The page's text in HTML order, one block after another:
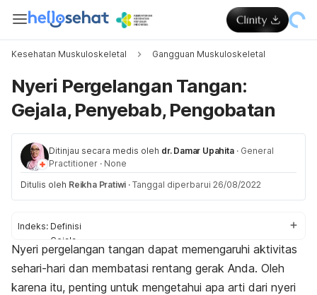
Kesehatan Muskuloskeletal Gangguan Muskuloskeletal
Nyeri Pergelangan Tangan:
Gejala, Penyebab, Pengobatan
Ditinjau secara medis oleh dr. Damar Upahita · General
Practitioner · None
Ditulis oleh Reikha Pratiwi · Tanggal diperbarui 26/08/2022
Indeks: Definisi
Gejala
Penyebab
Diagnosis
Pengobatan
Nyeri pergelangan tangan dapat memengaruhi aktivitas
sehari-hari dan membatasi rentang gerak Anda. Oleh
karena itu, penting untuk mengetahui apa arti dari nyeri